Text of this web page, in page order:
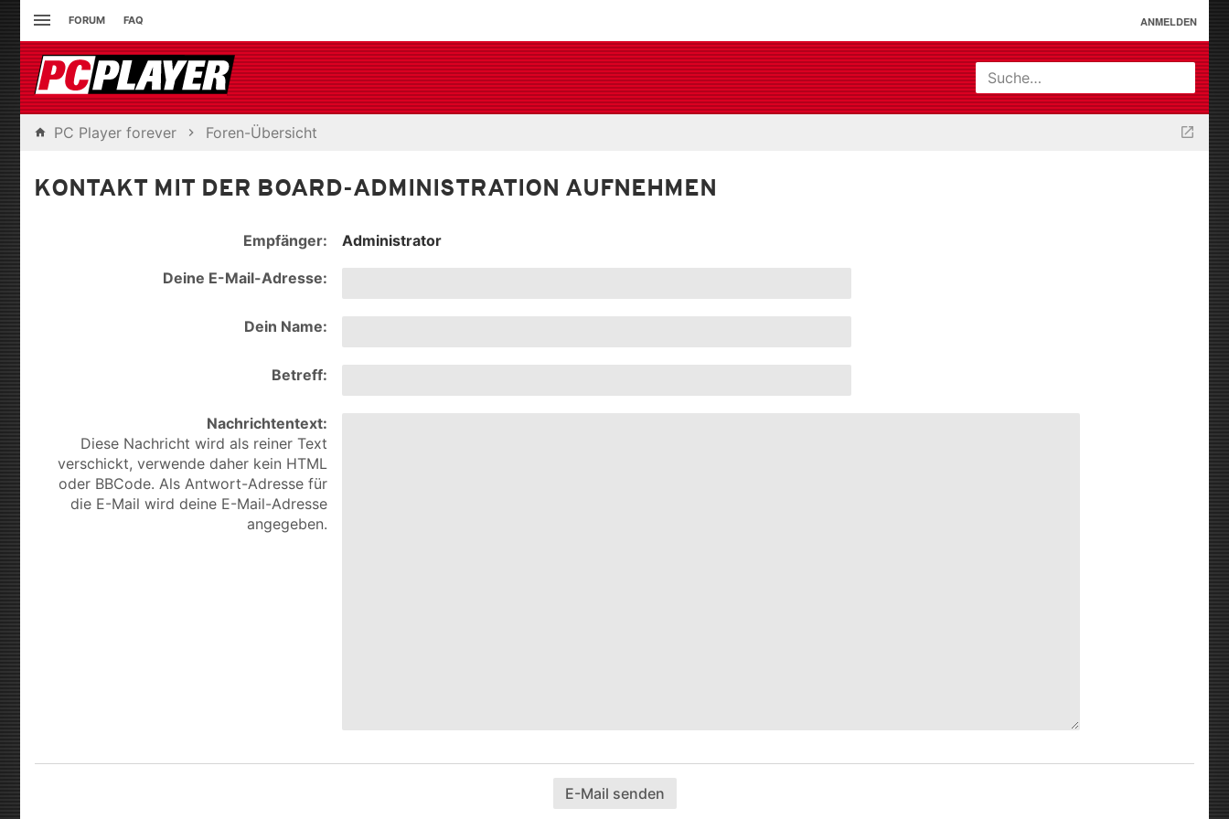
FORUM FAQ ANMELDEN
Suche…
PC Player forever Foren-Übersicht
KONTAKT MIT DER BOARD-ADMINISTRATION AUFNEHMEN
Empfänger: Administrator
Deine E-Mail-Adresse:
Dein Name:
Betreff:
Nachrichtentext:
Diese Nachricht wird als reiner Text
verschickt, verwende daher kein HTML
oder BBCode. Als Antwort-Adresse für
die E-Mail wird deine E-Mail-Adresse
angegeben.